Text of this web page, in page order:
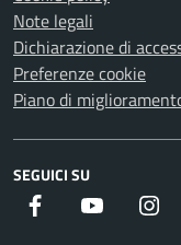
Note legali
Dichiarazione di
Preferenze cookie
Piano di
SEGUICI SU
Facebook Youtube